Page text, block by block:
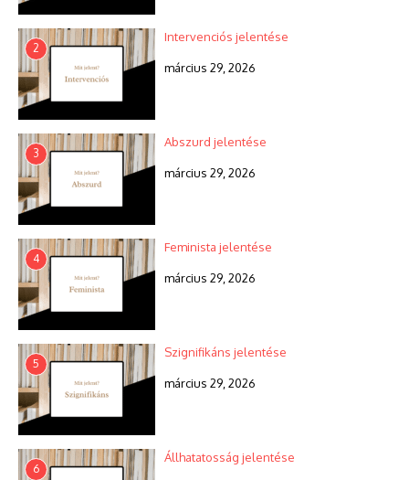
2
Intervenciós jelentése
március 29, 2026
3
Abszurd jelentése
március 29, 2026
4
Feminista jelentése
március 29, 2026
5
Szignifikáns jelentése
március 29, 2026
6
Állhatatosság jelentése